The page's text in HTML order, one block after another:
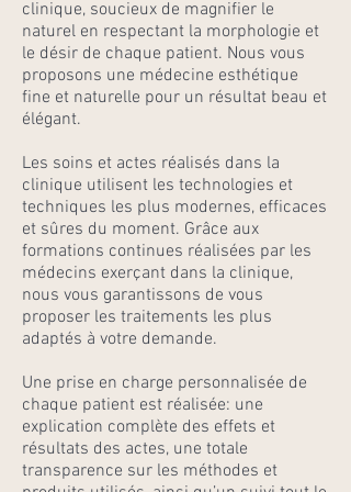
clinique, soucieux de magnifier le
naturel en respectant la morphologie et
le désir de chaque patient. Nous vous
proposons une médecine esthétique
fine et naturelle pour un résultat beau et
élégant.
Les soins et actes réalisés dans la
clinique utilisent les technologies et
techniques les plus modernes, efficaces
et sûres du moment. Grâce aux
formations continues réalisées par les
médecins exerçant dans la clinique,
nous vous garantissons de vous
proposer les traitements les plus
adaptés à votre demande.
Une prise en charge personnalisée de
chaque patient est réalisée: une
explication complète des effets et
résultats des actes, une totale
transparence sur les méthodes et